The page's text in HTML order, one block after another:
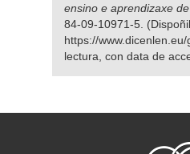
ensino e aprendizaxe
84-09-10971-5.
https://
lectura, con data de